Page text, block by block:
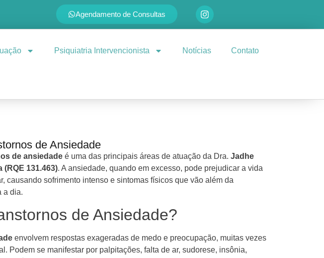
Agendamento de Consultas
Psiquiatria Intervencionista Notícias Contato
de Ansiedade
de ansiedade é uma das principais áreas de atuação da Dra.Jadhe
(RQE 131.463). A ansiedade, quando em excesso, pode prejudicar a vida
causando sofrimento intenso e sintomas físicos que vão além da
a dia.
de Ansiedade?
envolvem respostas exageradas de medo e preocupação, muitas vezes
Podem se manifestar por palpitações, falta de ar, sudorese, insônia,